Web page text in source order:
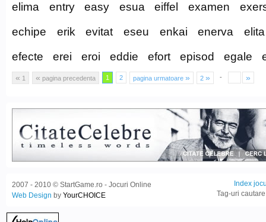
elima
entry easy esua eiffel examen
echipe
erik evitat eseu enkai enerva
elita
efecte
erei eroi eddie efort episod egale
« 1 « pagina precedenta 1 2 pagina urmatoare » 2 » - »
2007 - 2010 © StartGame.ro - Jocuri Online
Web Design by YourCHOICE
Index
Tag-uri